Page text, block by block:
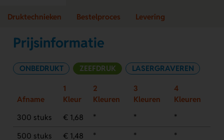
Druktechnieken Bestelproces Levering
Prijsinformatie
ONBEDRUKT ZEEFDRUK LASERGRAVEREN
Afname
1
Kleur
2
Kleuren
3
Kleuren
4
Kleuren
300 stuks
€ 1,68 * *
*
500 stuks
€ 1,48 * * *